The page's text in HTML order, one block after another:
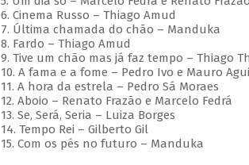
6. Cinema Russo – Thiago Amud
7. Última chamada do chão – Manduka
8. Fardo – Thiago Amud
9. Tive um chão mas já faz tempo – Thiago
10. A fama e a fome – Pedro Ivo e Mauro
11. A hora da estrela – Pedro Sá Moraes
12. Aboio – Renato Frazão e Marcelo Fedrá
13. Se, Será, Seria – Luiza Borges
14. Tempo Rei – Gilberto Gil
15. Com os pés no futuro – Manduka